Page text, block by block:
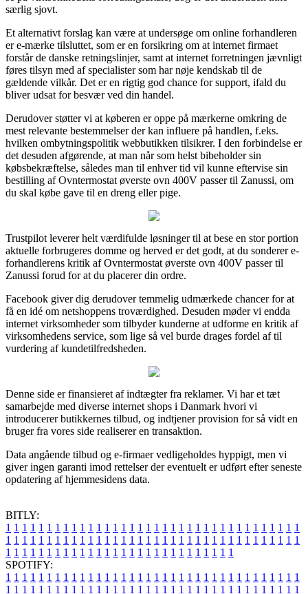
særlig sjovt.
Et alternativt forslag kan være at undersøge om online forhandleren
er e-mærke tilsluttet, som er en forsikring om at internet firmaet
forstår de danske retningslinjer, samt at internet forretningen jævnligt
føres tilsyn med af specialister som har nøje kendskab til de
gældende vilkår. Det er en rigtig god chance for support, ifald du
bliver udsat for besvær ved din handel.
Derudover støtter vi at køberen er oppe på mærkerne omkring de
mest relevante bestemmelser der kan influere på handlen, f.eks.
hvilken ombytningspolitik webbutikken tilsikrer. I den forbindelse er
det desuden afgørende, at man når som helst bibeholder sin
købsbekræftelse, således man til enhver tid vil kunne eftervise sin
bestilling af Ovntermostat øverste ovn 400V passer til Zanussi, om
du skal købe gave til en dreng eller pige.
Trustpilot leverer helt værdifulde løsninger til at bese en stor portion
aktuelle forbrugeres domme og herved er det godt, at du sonderer e-
forhandlerens kritik af Ovntermostat øverste ovn 400V passer til
Zanussi forud for at du placerer din ordre.
Facebook giver dig derudover temmelig udmærkede chancer for at
få en idé om netshoppens troværdighed. Desuden møder vi endda
internet virksomheder som tilbyder kunderne at udforme en kritik af
virksomhedens service, som lige så vel burde drages fordel af til
vurdering af kundetilfredsheden.
Denne side er finansieret af indtægter fra reklamer. Vi har et tæt
samarbejde med diverse internet shops i Danmark hvori vi
introducerer butikkernes tilbud, og indtjener provision for så vidt en
bruger fra vores side realiserer en transaktion.
Data angående tilbud og e-firmaer vedligeholdes hyppigt, men vi
giver ingen garanti imod rettelser der eventuelt er udført efter seneste
opdatering af hjemmesidens data.
BITLY:
1 1 1 1 1 1 1 1 1 1 1 1 1 1 1 1 1 1 1 1 1 1 1 1 1 1 1 1 1 1 1 1 1 1 1 1
1 1 1 1 1 1 1 1 1 1 1 1 1 1 1 1 1 1 1 1 1 1 1 1 1 1 1 1 1 1 1 1 1 1 1 1
1 1 1 1 1 1 1 1 1 1 1 1 1 1 1 1 1 1 1 1 1 1 1 1 1 1 1 1
SPOTIFY:
1 1 1 1 1 1 1 1 1 1 1 1 1 1 1 1 1 1 1 1 1 1 1 1 1 1 1 1 1 1 1 1 1 1 1 1
1 1 1 1 1 1 1 1 1 1 1 1 1 1 1 1 1 1 1 1 1 1 1 1 1 1 1 1 1 1 1 1 1 1 1 1